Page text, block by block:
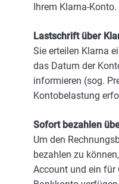
Ihrem Klarna-Konto.
Lastschrift über
Sie erteilen Klarna
das Datum der
informieren (sog.
Kontobelastung
Sofort bezahlen
Um den
bezahlen zu
Account und ein für